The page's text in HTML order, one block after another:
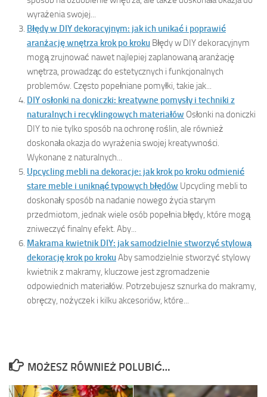
wyrażenia swojej...
Błędy w DIY dekoracyjnym: jak ich unikać i poprawić
aranżację wnętrza krok po kroku Błędy w DIY dekoracyjnym
mogą zrujnować nawet najlepiej zaplanowaną aranżację
wnętrza, prowadząc do estetycznych i funkcjonalnych
problemów. Często popełniane pomyłki, takie jak...
DIY osłonki na doniczki: kreatywne pomysły i techniki z
naturalnych i recyklingowych materiałów Osłonki na doniczki
DIY to nie tylko sposób na ochronę roślin, ale również
doskonała okazja do wyrażenia swojej kreatywności.
Wykonane z naturalnych...
Upcycling mebli na dekoracje: jak krok po kroku odmienić
stare meble i uniknąć typowych błędów Upcycling mebli to
doskonały sposób na nadanie nowego życia starym
przedmiotom, jednak wiele osób popełnia błędy, które mogą
zniweczyć finalny efekt. Aby...
Makrama kwietnik DIY: jak samodzielnie stworzyć stylową
dekorację krok po krokuAby samodzielnie stworzyć stylowy
kwietnik z makramy, kluczowe jest zgromadzenie
odpowiednich materiałów. Potrzebujesz sznurka do makramy,
obręczy, nożyczek i kilku akcesoriów, które...
MOŻESZ RÓWNIEŻ POLUBIĆ…